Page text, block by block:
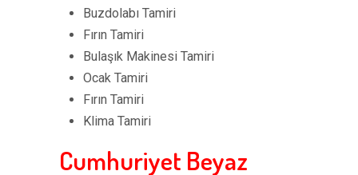
Buzdolabı Tamiri
Fırın Tamiri
Bulaşık Makinesi Tamiri
Ocak Tamiri
Fırın Tamiri
Klima Tamiri
Cumhuriyet Beyaz